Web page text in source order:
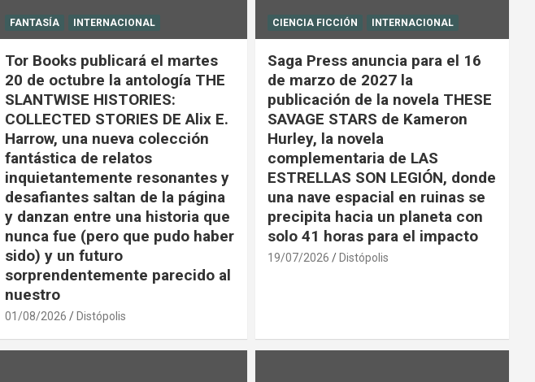
FANTASÍA INTERNACIONAL
Tor Books publicará el martes
20 de octubre la antología THE
SLANTWISE HISTORIES:
COLLECTED STORIES DE Alix E.
Harrow, una nueva colección
fantástica de relatos
inquietantemente resonantes y
desafiantes saltan de la página
y danzan entre una historia que
nunca fue (pero que pudo haber
sido) y un futuro
sorprendentemente parecido al
nuestro
01/08/2026 Distópolis
CIENCIA FICCIÓN INTERNACIONAL
Saga Press anuncia para el 16
de marzo de 2027 la
publicación de la novela THESE
SAVAGE STARS de Kameron
Hurley, la novela
complementaria de LAS
ESTRELLAS SON LEGIÓN, donde
una nave espacial en ruinas se
precipita hacia un planeta con
solo 41 horas para el impacto
19/07/2026 Distópolis